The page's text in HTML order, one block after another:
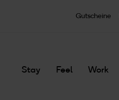
Gutscheine
Stay Feel Work